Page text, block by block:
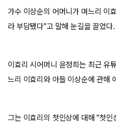
가수 이상순의 어머니가 며느리 이
라 부담됐다"고 말해 눈길을 끌었다.
이효리 시어머니 윤정희는 최근 유
느리 이효리와 아들 이상순에 관해
그는 이효리의 첫인상에 대해 "첫인